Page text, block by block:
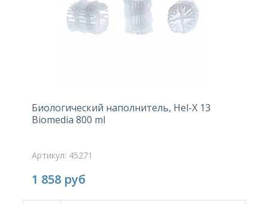
Биологический наполнитель, Hel-X 13
Biomedia 800 ml
Артикул: 45271
1 858 руб